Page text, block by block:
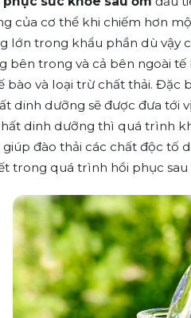
của cơ thể khi chiếm hơn
lớn trong khẩu phần dù vậy
bên trong và cả bên ngoài
bào và loại trừ chất thải. Đặc
dinh dưỡng sẽ được đưa tới
dinh dưỡng thì quá trình
đào thải các chất độc tố
trong quá trình hồi phục